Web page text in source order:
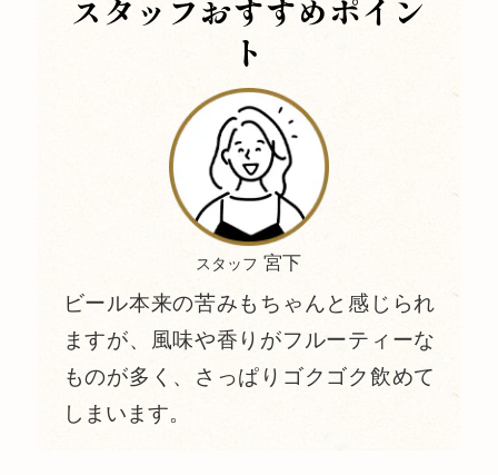
スタッフおすすめポイン
ト
スタッフ 宮下
ビール本来の苦みもちゃんと感じられ
ますが、風味や香りがフルーティーな
ものが多く、さっぱりゴクゴク飲めて
しまいます。